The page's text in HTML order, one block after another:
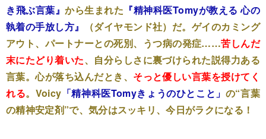
き飛ぶ言葉』から生まれた 『精神科医Tomyが教える 心の
執着の手放し方』
（ダイヤモンド社）だ。ゲイのカミング
アウト、パートナーとの死別、うつ病の発症……苦しんだ
末にたどり着いた、自分らしさに裏づけられた説得力ある
言葉。心が落ち込んだとき、 そっと優しい言葉を授けてく
れる。Voicy 「精神科医Tomyきょうのひとこと」 の“言葉
の精神安定剤”で、気分はスッキリ、今日がラクになる！